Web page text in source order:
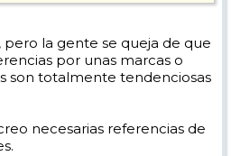
la gente se queja de que
por unas marcas o
son totalmente tendenciosas
necesarias referencias de